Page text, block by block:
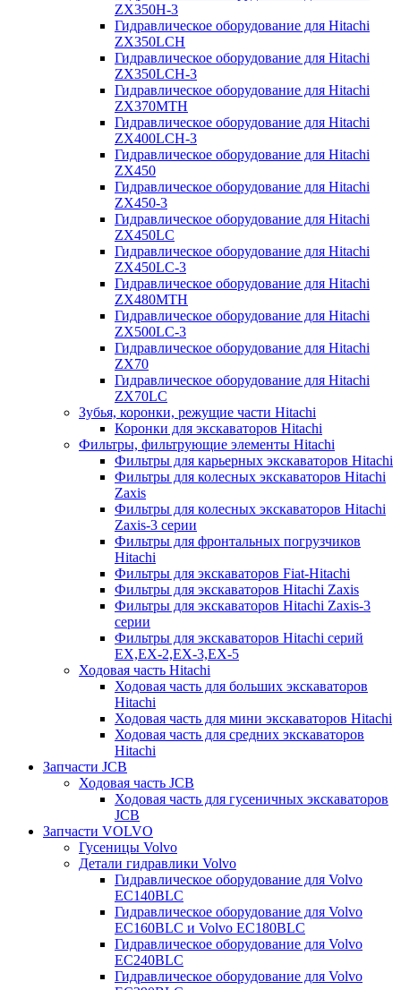
ZX350H-3
Гидравлическое оборудование для Hitachi
ZX350LCH
Гидравлическое оборудование для Hitachi
ZX350LCH-3
Гидравлическое оборудование для Hitachi
ZX370MTH
Гидравлическое оборудование для Hitachi
ZX400LCH-3
Гидравлическое оборудование для Hitachi
ZX450
Гидравлическое оборудование для Hitachi
ZX450-3
Гидравлическое оборудование для Hitachi
ZX450LC
Гидравлическое оборудование для Hitachi
ZX450LC-3
Гидравлическое оборудование для Hitachi
ZX480MTH
Гидравлическое оборудование для Hitachi
ZX500LC-3
Гидравлическое оборудование для Hitachi
ZX70
Гидравлическое оборудование для Hitachi
ZX70LC
Зубья, коронки, режущие части Hitachi
Коронки для экскаваторов Hitachi
Фильтры, фильтрующие элементы Hitachi
Фильтры для карьерных экскаваторов Hitachi
Фильтры для колесных экскаваторов Hitachi
Zaxis
Фильтры для колесных экскаваторов Hitachi
Zaxis-3 серии
Фильтры для фронтальных погрузчиков
Hitachi
Фильтры для экскаваторов Fiat-Hitachi
Фильтры для экскаваторов Hitachi Zaxis
Фильтры для экскаваторов Hitachi Zaxis-3
серии
Фильтры для экскаваторов Hitachi серий
EX,EX-2,EX-3,EX-5
Ходовая часть Hitachi
Ходовая часть для больших экскаваторов
Hitachi
Ходовая часть для мини экскаваторов Hitachi
Ходовая часть для средних экскаваторов
Hitachi
Запчасти JCB
Ходовая часть JCB
Ходовая часть для гусеничных экскаваторов
JCB
Запчасти VOLVO
Гусеницы Volvo
Детали гидравлики Volvo
Гидравлическое оборудование для Volvo
EC140BLC
Гидравлическое оборудование для Volvo
EC160BLC и Volvo EC180BLC
Гидравлическое оборудование для Volvo
EC240BLC
Гидравлическое оборудование для Volvo